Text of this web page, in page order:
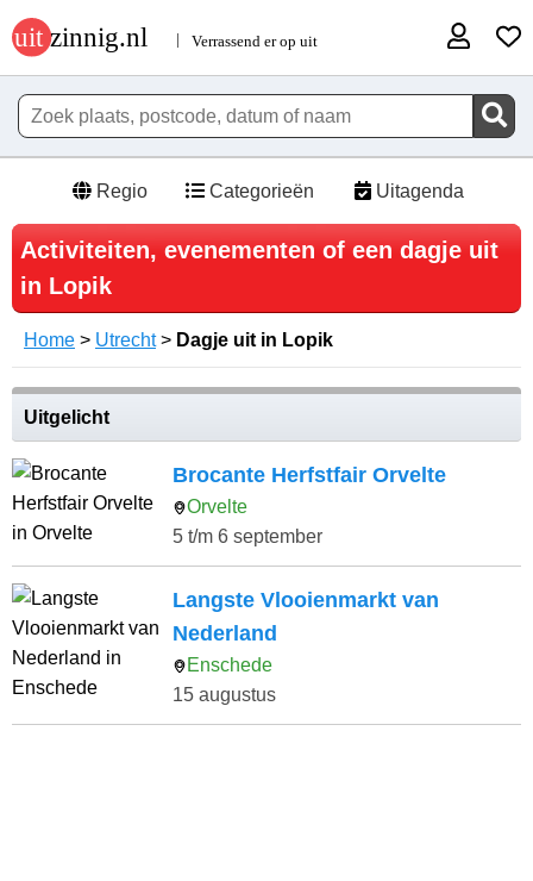
Regio Categorieën Uitagenda
Activiteiten, evenementen of een dagje uit
in Lopik
Home > Utrecht> Dagje uit in Lopik
Uitgelicht
Brocante Herfstfair Orvelte
Orvelte
5 t/m 6 september
Langste Vlooienmarkt van
Nederland
Enschede
15 augustus